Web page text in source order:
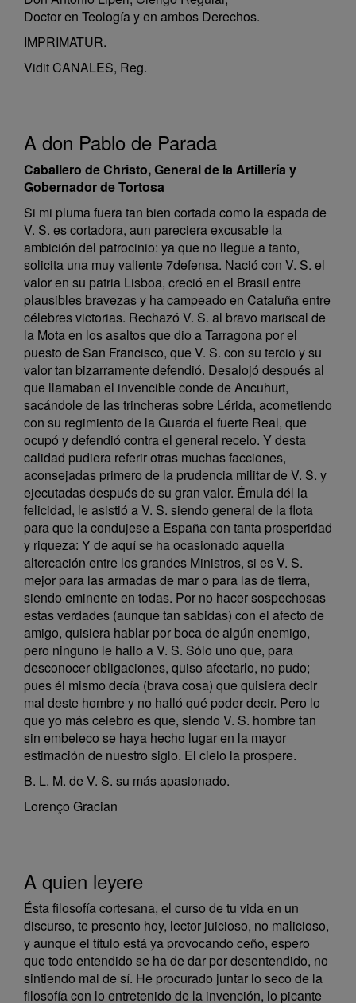
Doctor en Teología y en ambos Derechos.
IMPRIMATUR.
Vidit CANALES, Reg.
A don Pablo de Parada
Caballero de Christo, General de la Artillería y
Gobernador de Tortosa
Si mi pluma fuera tan bien cortada como la espada de
V. S. es cortadora, aun pareciera excusable la
ambición del patrocinio: ya que no llegue a tanto,
solicita una muy valiente 7defensa. Nació con V. S. el
valor en su patria Lisboa, creció en el Brasil entre
plausibles bravezas y ha campeado en Cataluña entre
célebres victorias. Rechazó V. S. al bravo mariscal de
la Mota en los asaltos que dio a Tarragona por el
puesto de San Francisco, que V. S. con su tercio y su
valor tan bizarramente defendió. Desalojó después al
que llamaban el invencible conde de Ancuhurt,
sacándole de las trincheras sobre Lérida, acometiendo
con su regimiento de la Guarda el fuerte Real, que
ocupó y defendió contra el general recelo. Y desta
calidad pudiera referir otras muchas facciones,
aconsejadas primero de la prudencia militar de V. S. y
ejecutadas después de su gran valor. Émula dél la
felicidad, le asistió a V. S. siendo general de la flota
para que la condujese a España con tanta prosperidad
y riqueza: Y de aquí se ha ocasionado aquella
altercación entre los grandes Ministros, si es V. S.
mejor para las armadas de mar o para las de tierra,
siendo eminente en todas. Por no hacer sospechosas
estas verdades (aunque tan sabidas) con el afecto de
amigo, quisiera hablar por boca de algún enemigo,
pero ninguno le hallo a V. S. Sólo uno que, para
desconocer obligaciones, quiso afectarlo, no pudo;
pues él mismo decía (brava cosa) que quisiera decir
mal deste hombre y no halló qué poder decir. Pero lo
que yo más celebro es que, siendo V. S. hombre tan
sin embeleco se haya hecho lugar en la mayor
estimación de nuestro siglo. El cielo la prospere.
B. L. M. de V. S. su más apasionado.
Lorenço Gracian
A quien leyere
Ésta filosofía cortesana, el curso de tu vida en un
discurso, te presento hoy, lector juicioso, no malicioso,
y aunque el título está ya provocando ceño, espero
que todo entendido se ha de dar por desentendido, no
sintiendo mal de sí. He procurado juntar lo seco de la
filosofía con lo entretenido de la invención, lo picante